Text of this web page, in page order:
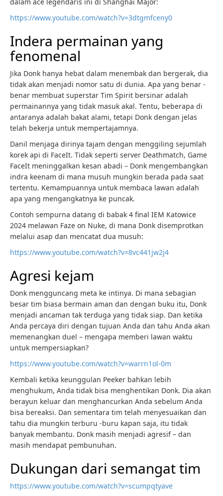
https://www.youtube.com/watch?v=3dtgmfceny0
Indera permainan yang
fenomenal
Jika Donk hanya hebat dalam menembak dan bergerak, dia
tidak akan menjadi nomor satu di dunia. Apa yang benar -
benar membuat superstar Tim Spirit bersinar adalah
permainannya yang tidak masuk akal. Tentu, beberapa di
antaranya adalah bakat alami, tetapi Donk dengan jelas
telah bekerja untuk mempertajamnya.
Danil menjaga dirinya tajam dengan menggiling sejumlah
korek api di FaceIt. Tidak seperti server Deathmatch, Game
FaceIt meninggalkan kesan abadi – Donk mengembangkan
indra keenam di mana musuh mungkin berada pada saat
tertentu. Kemampuannya untuk membaca lawan adalah
apa yang mengangkatnya ke puncak.
Contoh sempurna datang di babak 4 final IEM Katowice
2024 melawan Faze on Nuke, di mana Donk disemprotkan
melalui asap dan mencatat dua musuh:
https://www.youtube.com/watch?v=8vc441jw2j4
Agresi kejam
Donk mengguncang meta ke intinya. Di mana sebagian
besar tim biasa bermain aman dan dengan buku itu, Donk
menjadi ancaman tak terduga yang tidak siap. Dan ketika
Anda percaya diri dengan tujuan Anda dan tahu Anda akan
memenangkan duel – mengapa memberi lawan waktu
untuk mempersiapkan?
https://www.youtube.com/watch?v=warrn1ol-0m
Kembali ketika keunggulan Peeker bahkan lebih
menghukum, Anda tidak bisa menghentikan Donk. Dia akan
berayun keluar dan menghancurkan Anda sebelum Anda
bisa bereaksi. Dan sementara tim telah menyesuaikan dan
tahu dia mungkin terburu -buru kapan saja, itu tidak
banyak membantu. Donk masih menjadi agresif – dan
masih mendapat pembunuhan.
Dukungan dari semangat tim
https://www.youtube.com/watch?v=scumpqtyave